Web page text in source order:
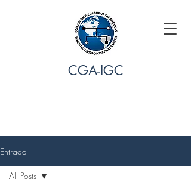
CGA-IGC
Entrada
All Posts